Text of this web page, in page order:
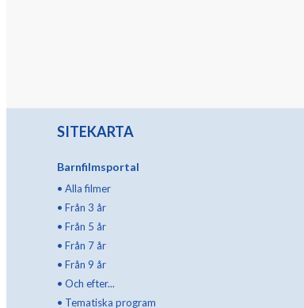
SITEKARTA
Barnfilmsportal
• Alla filmer
• Från 3 år
• Från 5 år
• Från 7 år
• Från 9 år
• Och efter...
• Tematiska program